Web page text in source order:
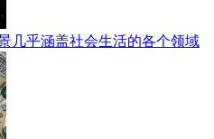
几乎涵盖社会生活的各个领域